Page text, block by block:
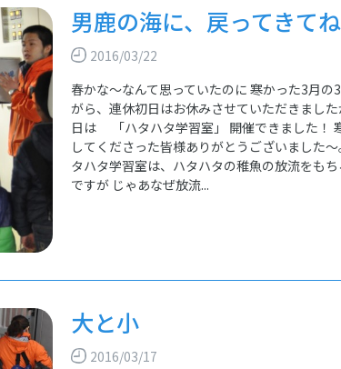
男鹿の海に、戻ってきてね
2016/03/22
春かな～なんて思っていたのに 寒かった3月の
がら、連休初日はお休みさせていただきまし
日は 「ハタハタ学習室」 開催できました！
してくださった皆様ありがとうございました
タハタ学習室は、ハタハタの稚魚の放流をも
ですが じゃあなぜ放流...
大と小
2016/03/17